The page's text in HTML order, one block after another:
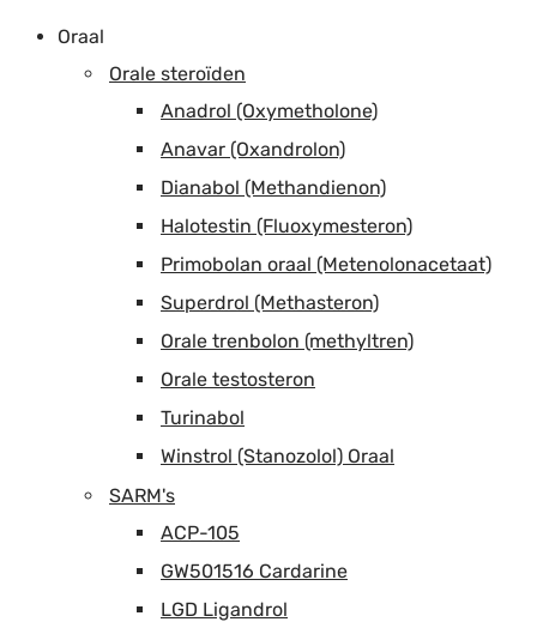
Oraal
Orale steroïden
Anadrol (Oxymetholone)
Anavar (Oxandrolon)
Dianabol (Methandienon)
Halotestin (Fluoxymesteron)
Primobolan oraal (Metenolonacetaat)
Superdrol (Methasteron)
Orale trenbolon (methyltren)
Orale testosteron
Turinabol
Winstrol (Stanozolol) Oraal
SARM's
ACP-105
GW501516 Cardarine
LGD Ligandrol